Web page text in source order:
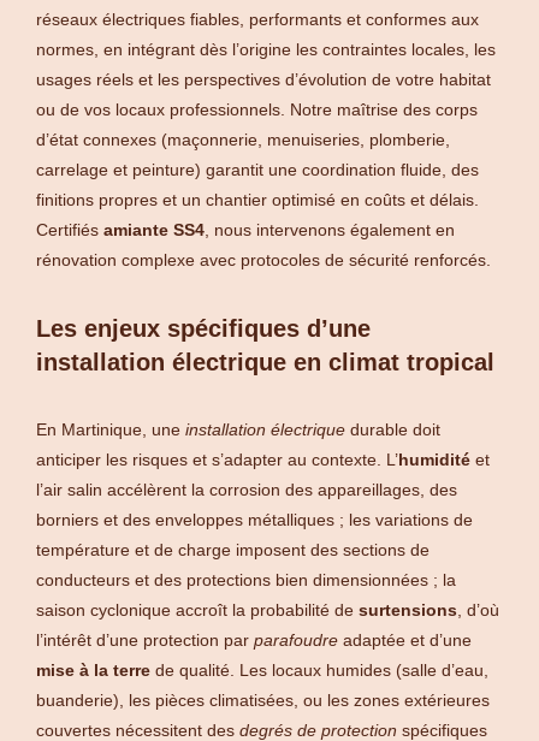
réseaux électriques fiables, performants et conformes aux
normes, en intégrant dès l’origine les contraintes locales, les
usages réels et les perspectives d’évolution de votre habitat
ou de vos locaux professionnels. Notre maîtrise des corps
d’état connexes (maçonnerie, menuiseries, plomberie,
carrelage et peinture) garantit une coordination fluide, des
finitions propres et un chantier optimisé en coûts et délais.
Certifiés amiante SS4 , nous intervenons également en
rénovation complexe avec protocoles de sécurité renforcés.
Les enjeux spécifiques d’une
installation électrique en climat tropical
En Martinique, une installation électrique durable doit
anticiper les risques et s’adapter au contexte. L’humidité et
l’air salin accélèrent la corrosion des appareillages, des
borniers et des enveloppes métalliques ; les variations de
température et de charge imposent des sections de
conducteurs et des protections bien dimensionnées ; la
saison cyclonique accroît la probabilité de surtensions , d’où
l’intérêt d’une protection par parafoudre adaptée et d’une
mise à la terre de qualité. Les locaux humides (salle d’eau,
buanderie), les pièces climatisées, ou les zones extérieures
couvertes nécessitent des degrés de protection spécifiques